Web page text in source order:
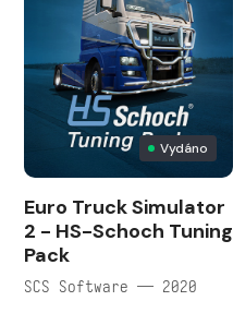
Vydáno
Euro Truck Simulator
2 - HS-Schoch Tuning
Pack
SCS Software — 2020